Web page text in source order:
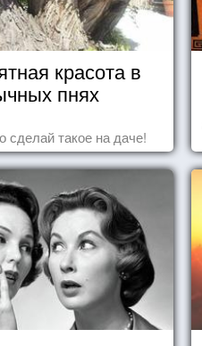
красота в
пнях
сделай такое на даче!